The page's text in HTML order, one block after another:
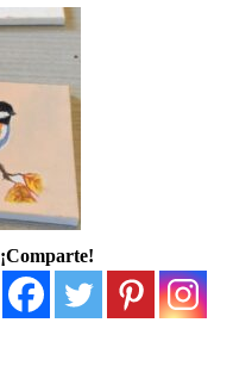
¡Comparte!